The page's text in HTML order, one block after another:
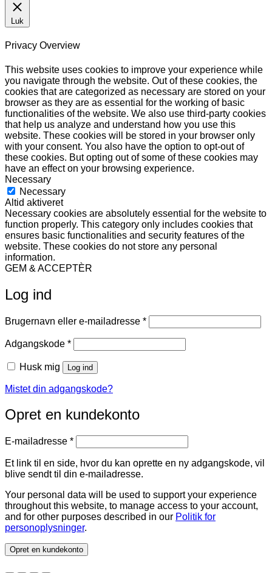
Luk
Privacy Overview
This website uses cookies to improve your experience while
you navigate through the website. Out of these cookies, the
cookies that are categorized as necessary are stored on your
browser as they are as essential for the working of basic
functionalities of the website. We also use third-party cookies
that help us analyze and understand how you use this
website. These cookies will be stored in your browser only
with your consent. You also have the option to opt-out of
these cookies. But opting out of some of these cookies may
have an effect on your browsing experience.
Necessary
Necessary
Altid aktiveret
Necessary cookies are absolutely essential for the website to
function properly. This category only includes cookies that
ensures basic functionalities and security features of the
website. These cookies do not store any personal
information.
GEM & ACCEPTÈR
Log ind
Brugernavn eller e-mailadresse *Påkrævet
Adgangskode *Påkrævet
Husk mig Log ind
Mistet din adgangskode?
Opret en kundekonto
E-mailadresse *Påkrævet
Et link til en side, hvor du kan oprette en ny adgangskode, vil
blive sendt til din e-mailadresse.
Your personal data will be used to support your experience
throughout this website, to manage access to your account,
and for other purposes described in our Politik for
personoplysninger.
Opret en kundekonto